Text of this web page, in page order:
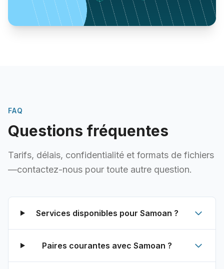
FAQ
Questions fréquentes
Tarifs, délais, confidentialité et formats de fichiers
—contactez-nous pour toute autre question.
Services disponibles pour Samoan ?
Paires courantes avec Samoan ?